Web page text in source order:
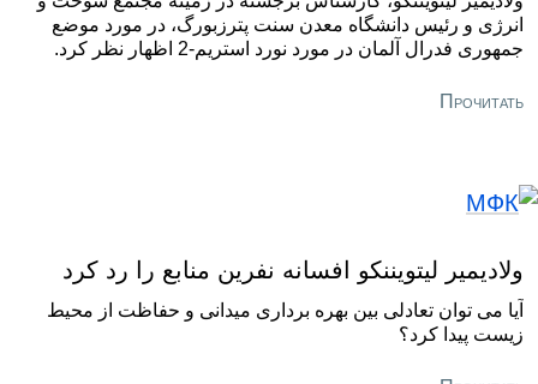
انرژی و رئیس دانشگاه معدن سنت پترزبورگ، در مورد موضع
جمهوری فدرال آلمان در مورد نورد استریم-2 اظهار نظر کرد.
Прочитать
ولادیمیر لیتویننکو افسانه نفرین منابع را رد کرد
آیا می توان تعادلی بین بهره برداری میدانی و حفاظت از محیط
زیست پیدا کرد؟